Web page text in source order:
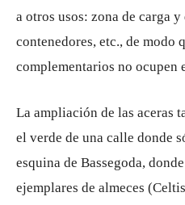
a otros usos: zona de carga
contenedores, etc., de modo
complementarios no ocupen
La ampliación de las aceras
el verde de una calle donde
esquina de Bassegoda,
ejemplares de almeces